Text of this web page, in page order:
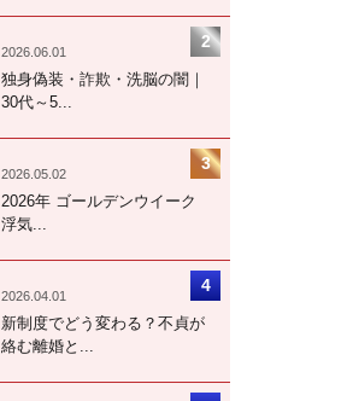
2026.06.01
独身偽装・詐欺・洗脳の闇｜
30代～5...
2026.05.02
2026年 ゴールデンウイーク
浮気...
2026.04.01
新制度でどう変わる？不貞が
絡む離婚と...